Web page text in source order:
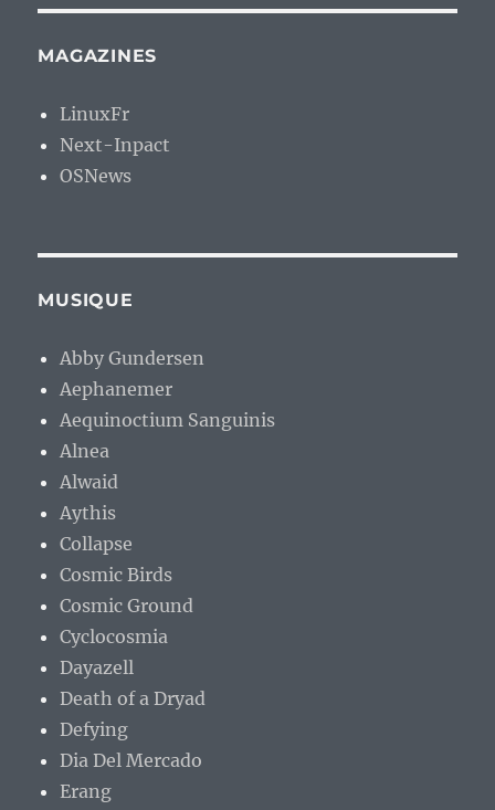
MAGAZINES
LinuxFr
Next-Inpact
OSNews
MUSIQUE
Abby Gundersen
Aephanemer
Aequinoctium Sanguinis
Alnea
Alwaid
Aythis
Collapse
Cosmic Birds
Cosmic Ground
Cyclocosmia
Dayazell
Death of a Dryad
Defying
Dia Del Mercado
Erang